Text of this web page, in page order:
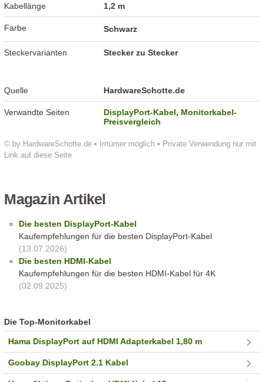
© by HardwareSchotte.de • Irrtümer möglich • Private Verwendung nur mit
Link auf diese Seite
Kabellänge 1,2 m
Farbe Schwarz
Steckervarianten Stecker zu Stecker
Quelle HardwareSchotte.de
Verwandte Seiten DisplayPort-Kabel,Monitorkabel-
Preisvergleich
Magazin Artikel
Die besten DisplayPort-Kabel
Kaufempfehlungen für die besten DisplayPort-Kabel
(13.07.2026)
Die besten HDMI-Kabel
Kaufempfehlungen für die besten HDMI-Kabel für 4K
(02.09.2025)
Die Top-Monitorkabel
Hama DisplayPort auf HDMI Adapterkabel 1,80 m
Goobay DisplayPort 2.1 Kabel